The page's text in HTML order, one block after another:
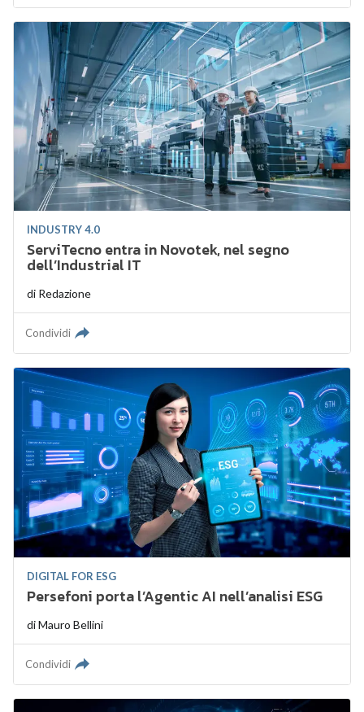
INDUSTRY 4.0
ServiTecno entra in Novotek, nel segno
dell’Industrial IT
di Redazione
Condividi
DIGITAL FOR ESG
Persefoni porta l’Agentic AI nell’analisi ESG
diMauro Bellini
Condividi